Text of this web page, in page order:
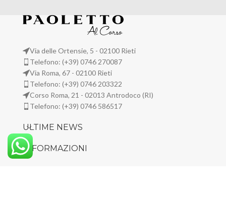
Via delle Ortensie, 5 - 02100 Rieti
Telefono: (+39) 0746 270087
Via Roma, 67 - 02100 Rieti
Telefono: (+39) 0746 203322
Corso Roma, 21 - 02013 Antrodoco (RI)
Telefono: (+39) 0746 586517
ULTIME NEWS
INFORMAZIONI